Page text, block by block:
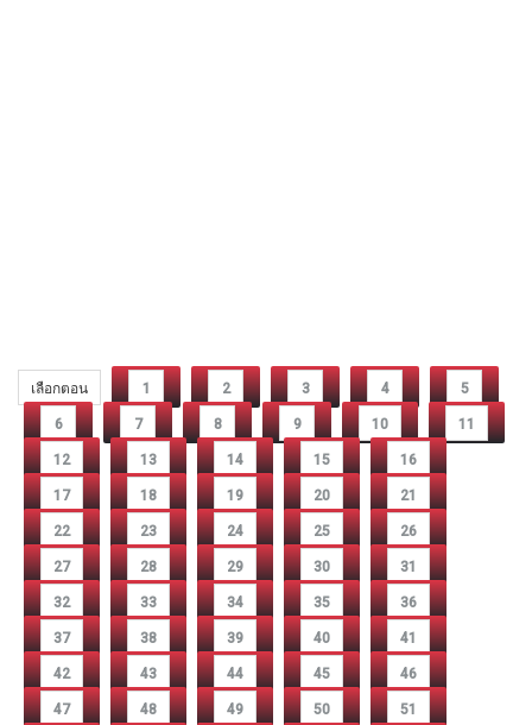
เลือกตอน 1 2 3 4 5
6 7 8 9 10 11
12 13 14 15 16
17 18 19 20 21
22 23 24 25 26
27 28 29 30 31
32 33 34 35 36
37 38 39 40 41
42 43 44 45 46
47 48 49 50 51